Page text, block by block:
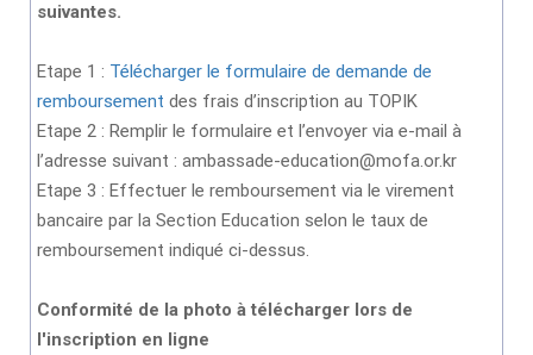
suivantes.
Etape 1 : Télécharger le formulaire de demande de
remboursement des frais d’inscription au TOPIK
Etape 2 : Remplir le formulaire et l’envoyer via e-mail à
l’adresse suivant : ambassade-education@mofa.or.kr
Etape 3 : Effectuer le remboursement via le virement
bancaire par la Section Education selon le taux de
remboursement indiqué ci-dessus.
Conformité de la photo à télécharger lors de
l'inscription en ligne